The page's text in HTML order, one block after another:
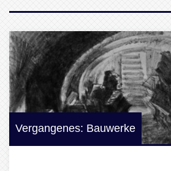
Vergangenes: Bauwerke